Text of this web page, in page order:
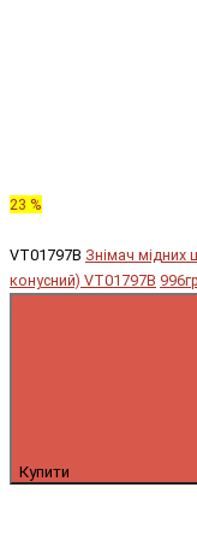
23 %
VT01797B Знімач мідних
конусний) VT01797B
Купити